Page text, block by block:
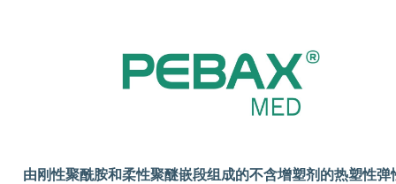
由刚性聚酰胺和柔性聚醚嵌段组成的不含增塑剂的热塑性弹